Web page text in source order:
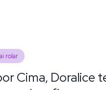
rolar
Cima, Doralice